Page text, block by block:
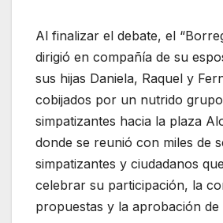
Al finalizar el debate, el
dirigió en compañía de su
sus hijas Daniela, Raquel y
cobijados por un nutrido
simpatizantes hacia la plaza
donde se reunió con miles de
simpatizantes y ciudadanos
celebrar su participación, la
propuestas y la aprobación de